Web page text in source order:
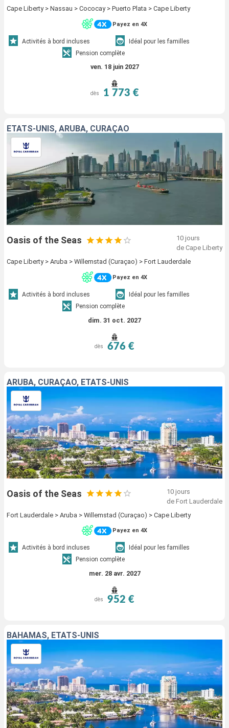
Cape Liberty > Nassau > Cococay > Puerto Plata > Cape Liberty
Payez en 4X
Activités à bord incluses
Idéal pour les familles
Pension complète
ven. 18 juin 2027
dès 1 773 €
ÉTATS-UNIS, ARUBA, CURAÇAO
Oasis of the Seas
10 jours
de Cape Liberty
Cape Liberty > Aruba > Willemstad (Curaçao) > Fort Lauderdale
Payez en 4X
Activités à bord incluses
Idéal pour les familles
Pension complète
dim. 31 oct. 2027
dès 676 €
ARUBA, CURAÇAO, ÉTATS-UNIS
Oasis of the Seas
10 jours
de Fort Lauderdale
Fort Lauderdale > Aruba > Willemstad (Curaçao) > Cape Liberty
Payez en 4X
Activités à bord incluses
Idéal pour les familles
Pension complète
mer. 28 avr. 2027
dès 952 €
BAHAMAS, ÉTATS-UNIS